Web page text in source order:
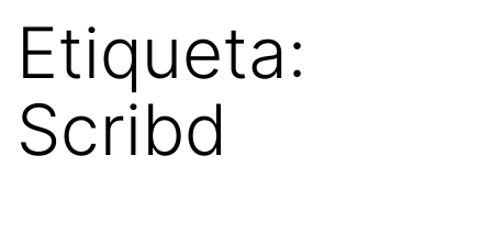
Etiqueta:
Scribd